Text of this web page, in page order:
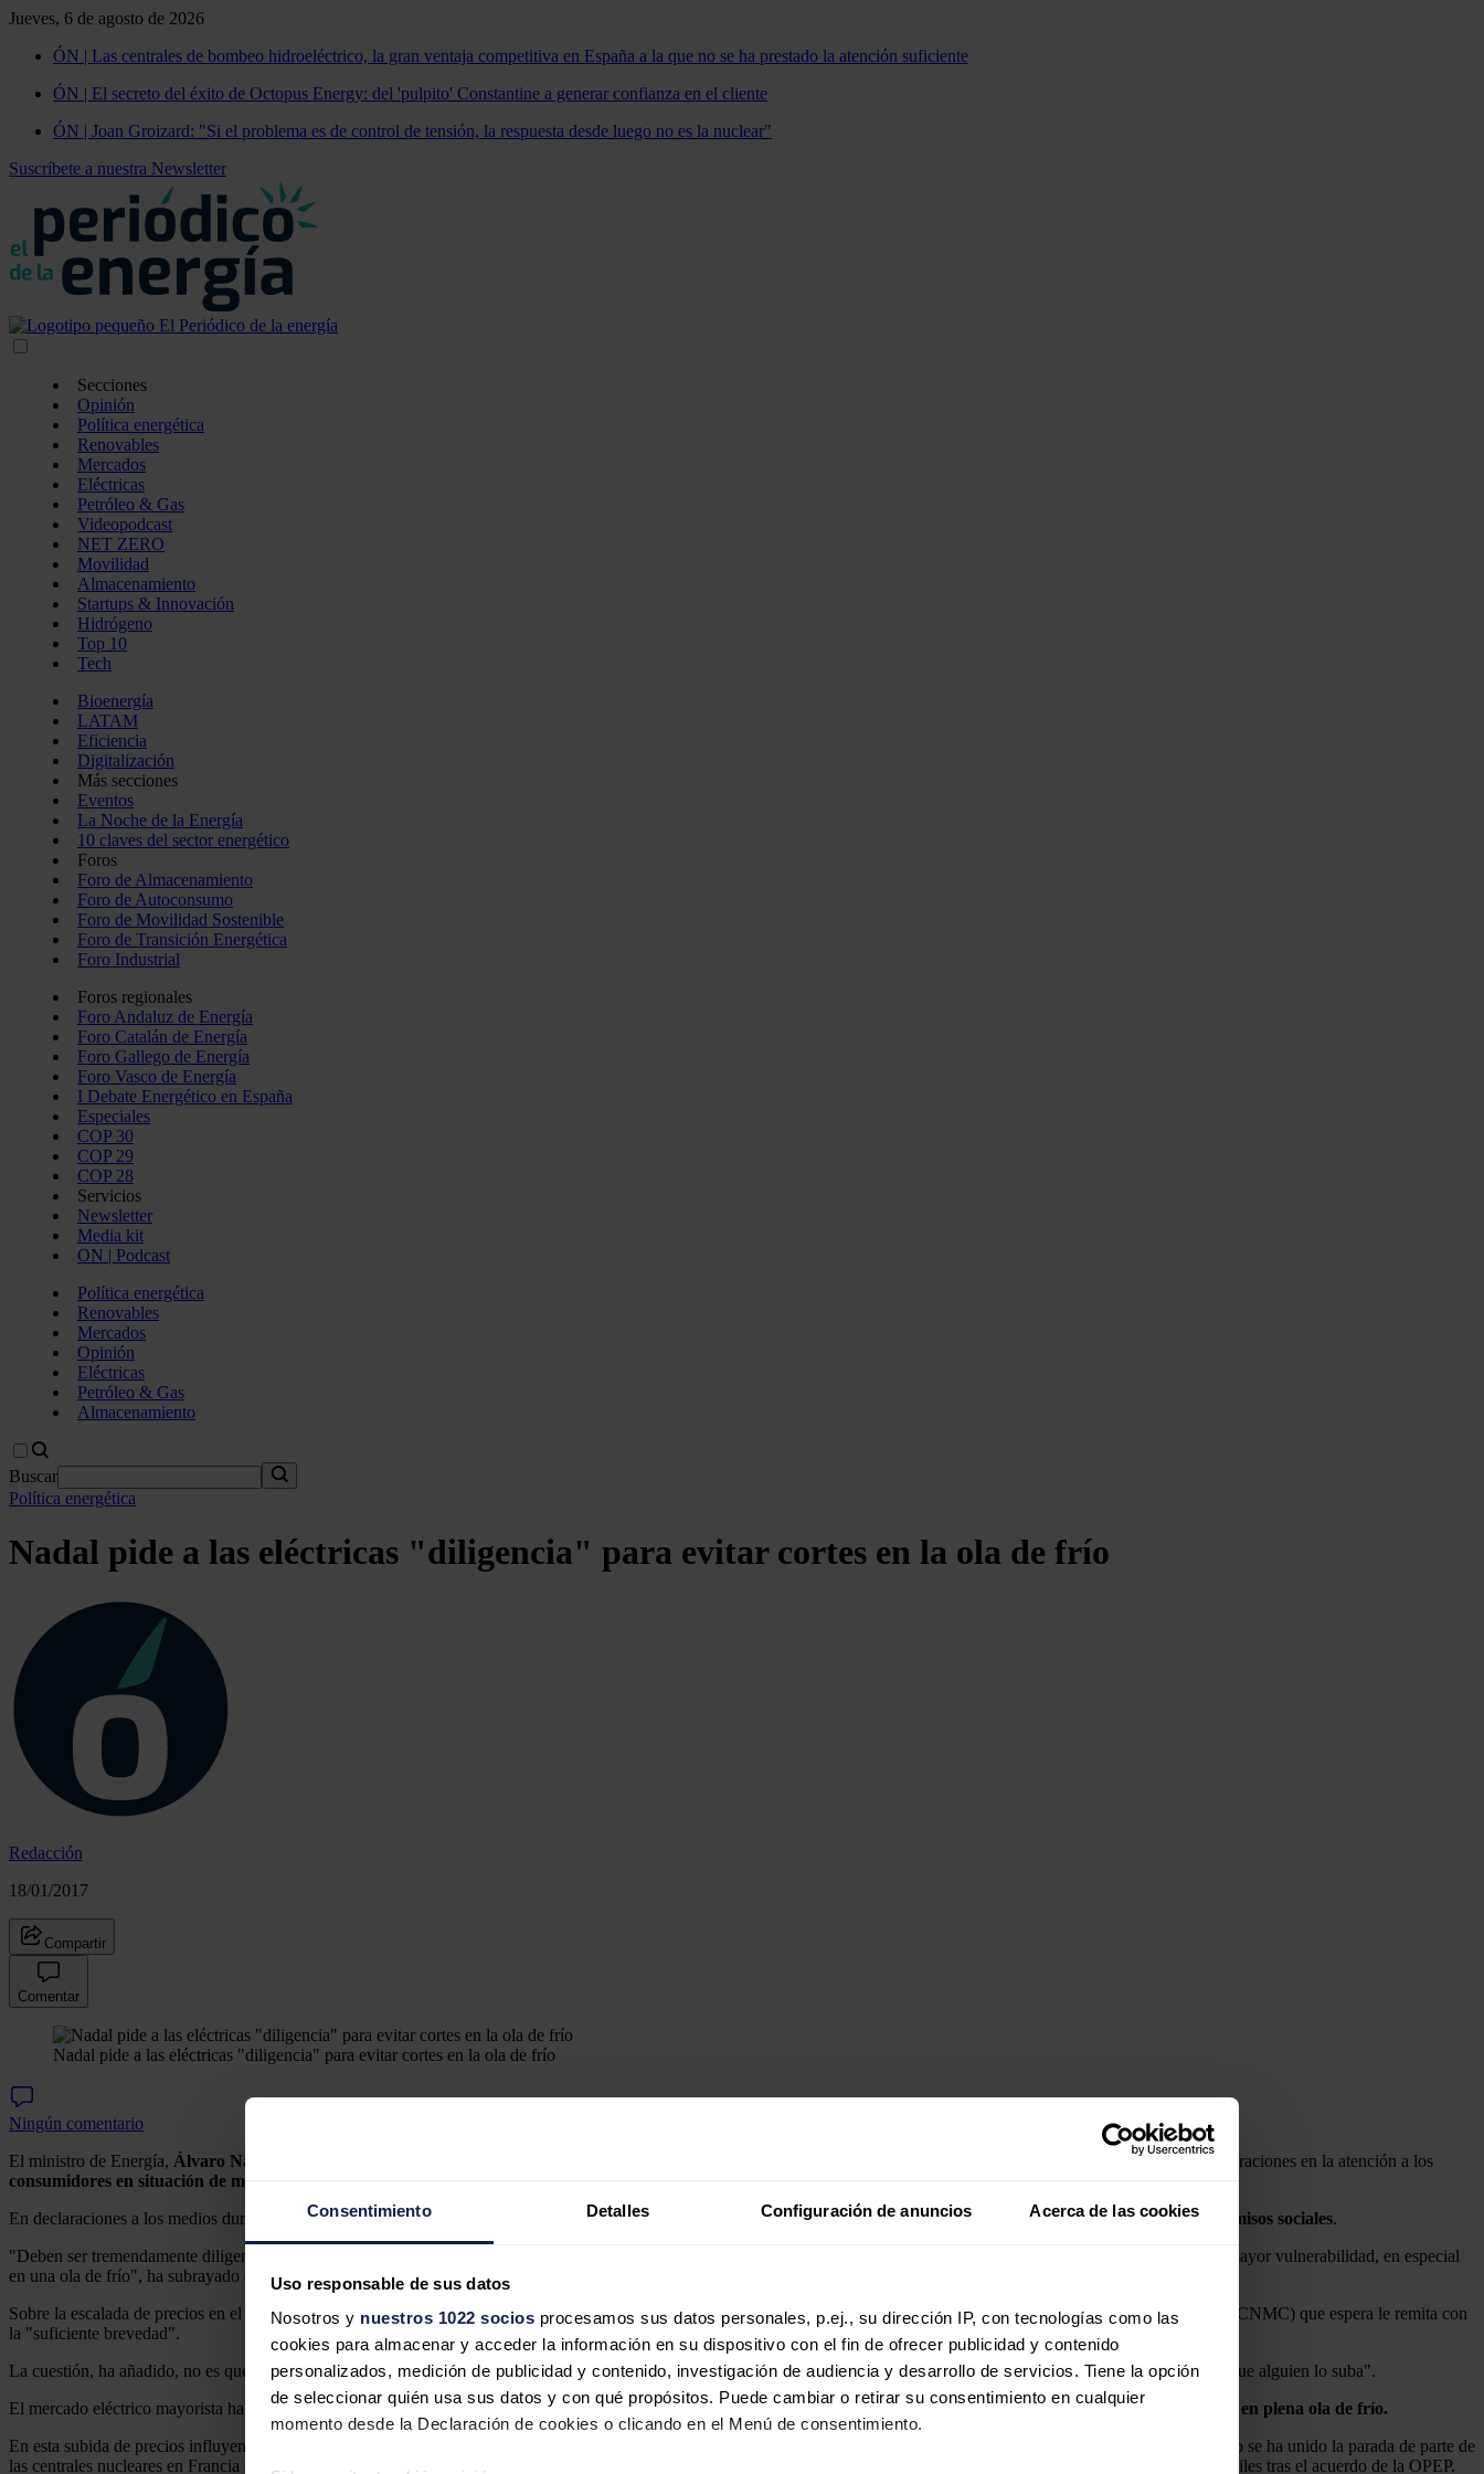
Consentimiento Detalles Configuración de anuncios Acerca de las cookies
Uso responsable de sus datos
Nosotros y nuestros 1022 socios procesamos sus datos personales, p.ej., su dirección IP, con tecnologías como las
cookies para almacenar y acceder la información en su dispositivo con el fin de ofrecer publicidad y contenido
personalizados, medición de publicidad y contenido, investigación de audiencia y desarrollo de servicios. Tiene la opción
de seleccionar quién usa sus datos y con qué propósitos. Puede cambiar o retirar su consentimiento en cualquier
momento desde la Declaración de cookies o clicando en el Menú de consentimiento.
Jueves, 6 de agosto de 2026
ÓN | Las centrales de bombeo hidroeléctrico, la gran ventaja competitiva en España a la que no se ha prestado la atención suficiente
ÓN | El secreto del éxito de Octopus Energy: del 'pulpito' Constantine a generar confianza en el cliente
ÓN | Joan Groizard: "Si el problema es de control de tensión, la respuesta desde luego no es la nuclear"
Suscríbete a nuestra Newsletter
Secciones
Opinión
Política energética
Renovables
Mercados
Eléctricas
Petróleo & Gas
Videopodcast
NET ZERO
Movilidad
Almacenamiento
Startups & Innovación
Hidrógeno
Top 10
Tech
Bioenergía
LATAM
Eficiencia
Digitalización
Más secciones
Eventos
La Noche de la Energía
10 claves del sector energético
Foros
Foro de Almacenamiento
Foro de Autoconsumo
Foro de Movilidad Sostenible
Foro de Transición Energética
Foro Industrial
Foros regionales
Foro Andaluz de Energía
Foro Catalán de Energía
Foro Gallego de Energía
Foro Vasco de Energía
I Debate Energético en España
Especiales
COP 30
COP 29
COP 28
Servicios
Newsletter
Media kit
ON | Podcast
Política energética
Renovables
Mercados
Opinión
Eléctricas
Petróleo & Gas
Almacenamiento
Buscar
Política energética
Nadal pide a las eléctricas "diligencia" para evitar cortes en la ola de frío
Redacción
18/01/2017
Compartir
Comentar
Nadal pide a las eléctricas "diligencia" para evitar cortes en la ola de frío
Ningún comentario
El ministro de Energía, Álvaro Nadal
, ha pedido a las empresas eléctricas que sean "tremendamente diligentes" en el cumplimiento de sus obligaciones con las distintas administraciones en la atención a los
consumidores en situación de mayor vulnerabilidad
En declaraciones a los medios durante su visita a Fitur, Nadal ha señalado que están en contacto con el sector para que sean "muy diligentes" en el cumplimiento de suscompromisos sociales.
"Deben ser tremendamente diligentes en el cumplimiento de sus obligaciones, a las que se han comprometido con las distintas administraciones, en la atención de personas con mayor vulnerabilidad, en especial
en una ola de frío", ha subrayado el ministro.
Sobre la escalada de precios en el mercado eléctrico mayorista, Nadal ha recordado que ha pedido una investigación a la Comisión Nacional de los Mercados y la Competencia (CNMC) que espera le remita con
la "suficiente brevedad".
La cuestión, ha añadido, no es que estén subiendo los precios por los factores normales "sino que no suban más de lo que tienen que subir, que no haya determinadas practicas, que alguien lo suba".
El mercado eléctrico mayorista ha marcado un precio medio para mañana de 85,79 euros el megavatio-hora (MWh), lo que supone niveles máximos desde diciembre de 2013, en plena ola de frío.
En esta subida de precios influyen varios factores. Por un lado, un contexto meteorológico complicado sin agua, la forma más barata de generar electricidad, y poco viento. A esto se ha unido la parada de parte de
las centrales nucleares en Francia -lo que eleva el precio de su mercado y la convierte en importadora de España elevando los nuestros- y los altos precios de los combustibles fósiles tras el acuerdo de la OPEP.